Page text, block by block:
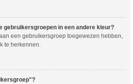
gebruikersgroepen in een andere kleur?
een gebruikersgroep toegewezen hebben,
te herkennen.